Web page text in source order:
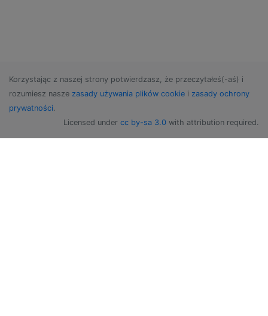
Korzystając z naszej strony potwierdzasz, że przeczytałeś(-aś) i
rozumiesz nasze zasady używania plików cookie i zasady ochrony
prywatności.
Licensed under cc by-sa 3.0 with attribution required.